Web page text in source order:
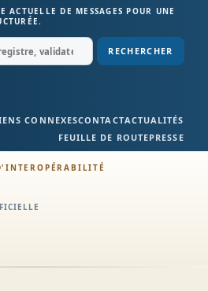
DE MESSAGES POUR UNE
RECHERCHER
CONNEXESCONTACTACTUALITÉS
FEUILLE DE ROUTEPRESSE